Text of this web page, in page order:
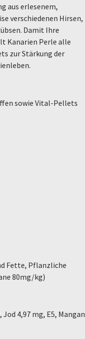
aus erlesenem,
verschiedenen Hirsen,
Damit Ihre
Kanarien Perle alle
zur Stärkung der
sowie Vital-Pellets
Fette, Pflanzliche
80mg/kg)
Jod 4,97 mg, E5, Mangan